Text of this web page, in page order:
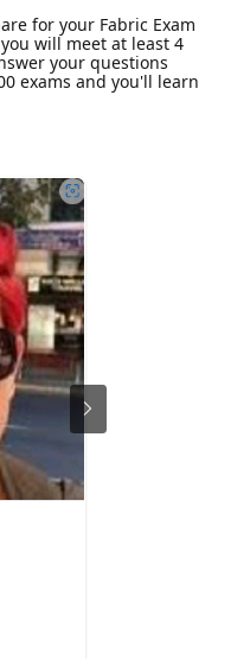
for your Fabric Exam
will meet at least 4
your questions
exams and you'll learn